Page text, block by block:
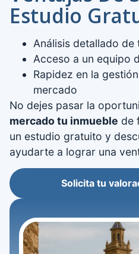
Estudio
Análisis detallado de
Acceso a un equipo
Rapidez en la
mercado
No dejes pasar la
mercado tu inmueble de
un estudio gratuito y
ayudarte a lograr una
Solicita tu